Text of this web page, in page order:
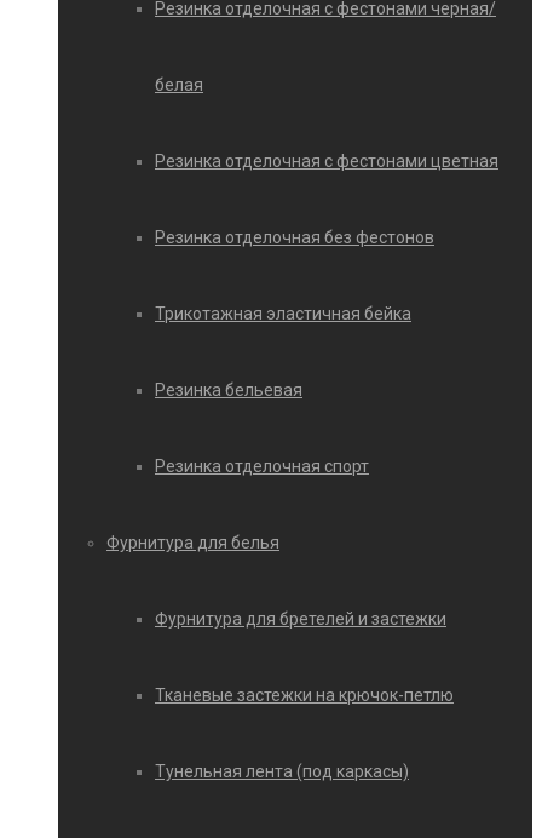
Резинка отделочная с фестонами черная/
белая
Резинка отделочная с фестонами цветная
Резинка отделочная без фестонов
Трикотажная эластичная бейка
Резинка бельевая
Резинка отделочная спорт
Фурнитура для белья
Фурнитура для бретелей и застежки
Тканевые застежки на крючок-петлю
Тунельная лента (под каркасы)